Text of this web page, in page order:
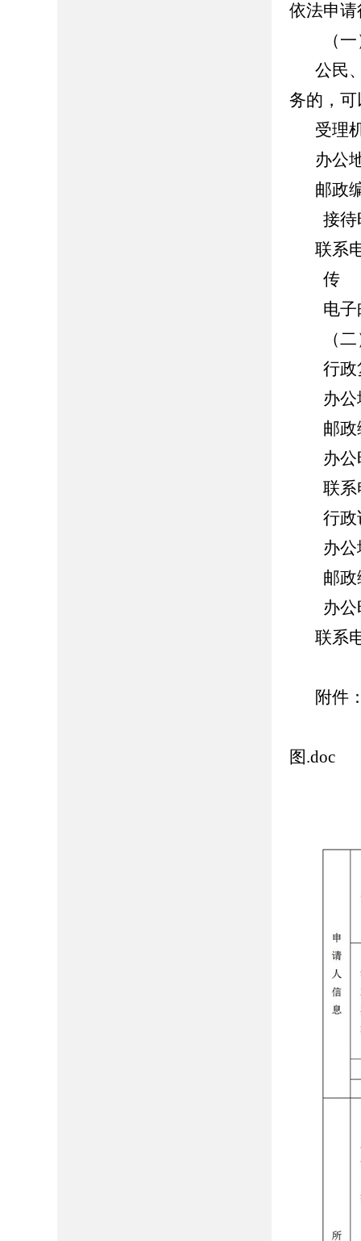
依法申
（一
公民
务的，
受理
办公
邮政
接待时
联系
传 真
电子邮
（二
行政复
办公
邮政
办公时
联系电
行政诉
办公地
邮政
办公时
联系
附件
图.doc